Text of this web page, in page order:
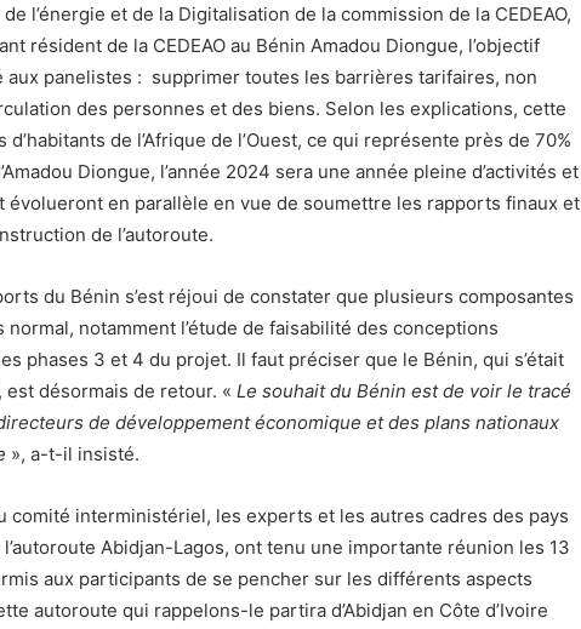
l’énergie et de la Digitalisation de la commission de la CEDEAO,
résident de la CEDEAO au Bénin Amadou Diongue, l’objectif
panelistes : supprimer toutes les barrières tarifaires, non
des personnes et des biens. Selon les explications, cette
de l’Afrique de l’Ouest, ce qui représente près de 70%
Diongue, l’année 2024 sera une année pleine d’activités et
en parallèle en vue de soumettre les rapports finaux et
de l’autoroute.
du Bénin s’est réjoui de constater que plusieurs composantes
notamment l’étude de faisabilité des conceptions
phases 3 et 4 du projet. Il faut préciser que le Bénin, qui s’était
désormais de retour. « Le souhait du Bénin est de voir le tracé
de développement économique et des plans nationaux
», a-t-il insisté.
comité interministériel, les experts et les autres cadres des pays
Abidjan-Lagos, ont tenu une importante réunion les 13
aux participants de se pencher sur les différents aspects
autoroute qui rappelons-le partira d’Abidjan en Côte d’Ivoire